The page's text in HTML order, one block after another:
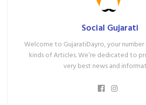
Social Gujarati
Welcome to GujaratiDayro, your
kinds of Articles. We’re dedicated to
very best news and